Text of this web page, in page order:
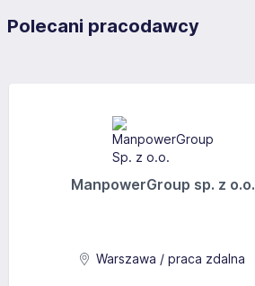
Polecani pracodawcy
ManpowerGroup sp. z o.o.
Warszawa / praca zdalna